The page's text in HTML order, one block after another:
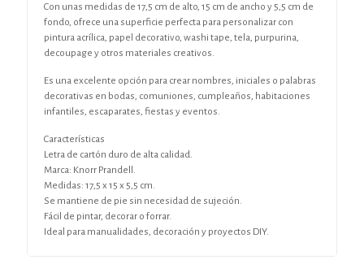
Con unas medidas de 17,5 cm de alto, 15 cm de ancho y 5,5 cm de
fondo, ofrece una superficie perfecta para personalizar con
pintura acrílica, papel decorativo, washi tape, tela, purpurina,
decoupage y otros materiales creativos.
Es una excelente opción para crear nombres, iniciales o palabras
decorativas en bodas, comuniones, cumpleaños, habitaciones
infantiles, escaparates, fiestas y eventos.
Características
Letra de cartón duro de alta calidad.
Marca: Knorr Prandell.
Medidas: 17,5 x 15 x 5,5 cm.
Se mantiene de pie sin necesidad de sujeción.
Fácil de pintar, decorar o forrar.
Ideal para manualidades, decoración y proyectos DIY.